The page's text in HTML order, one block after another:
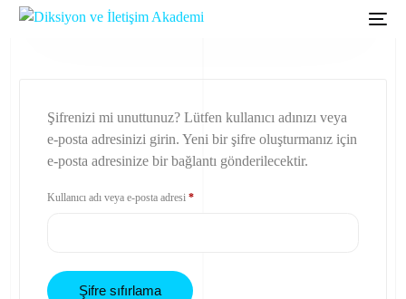
Şifrenizi mi unuttunuz? Lütfen kullanıcı adınızı veya
e-posta adresinizi girin. Yeni bir şifre oluşturmanız için
e-posta adresinize bir bağlantı gönderilecektir.
Kullanıcı adı veya e-posta adresi*
Şifre sıfırlama